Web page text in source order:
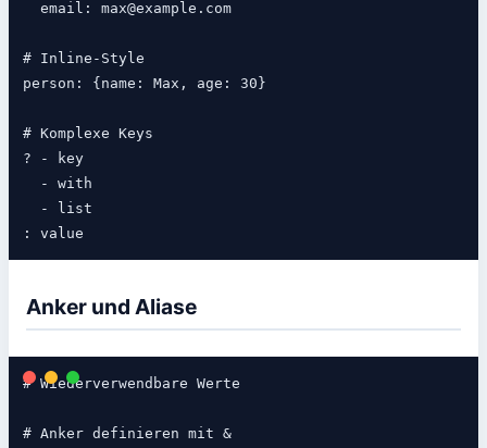
  email: max@example.com
# Inline-Style
person: {name: Max, age: 30}
# Komplexe Keys
? - key
  - with
  - list
Anker und Aliase
# Wiederverwendbare Werte
# Anker definieren mit &